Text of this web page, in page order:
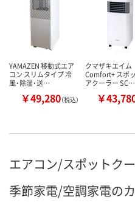
YAMAZEN 移動式エア
コン スリムタイプ 冷
風・除湿・送…
￥49,280（税込）
クマザキエイム
Comfort+ スポ
アクーラー SC…
￥
エアコン/スポットク
季節家電/空調家電の